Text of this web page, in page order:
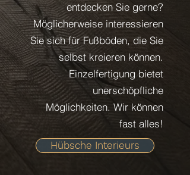
entdecken Sie gerne?
Möglicherweise interessieren
Sie sich für Fußböden, die Sie
selbst kreieren können.
Einzelfertigung bietet
unerschöpfliche
Möglichkeiten. Wir können
fast alles!
Hübsche Interieurs